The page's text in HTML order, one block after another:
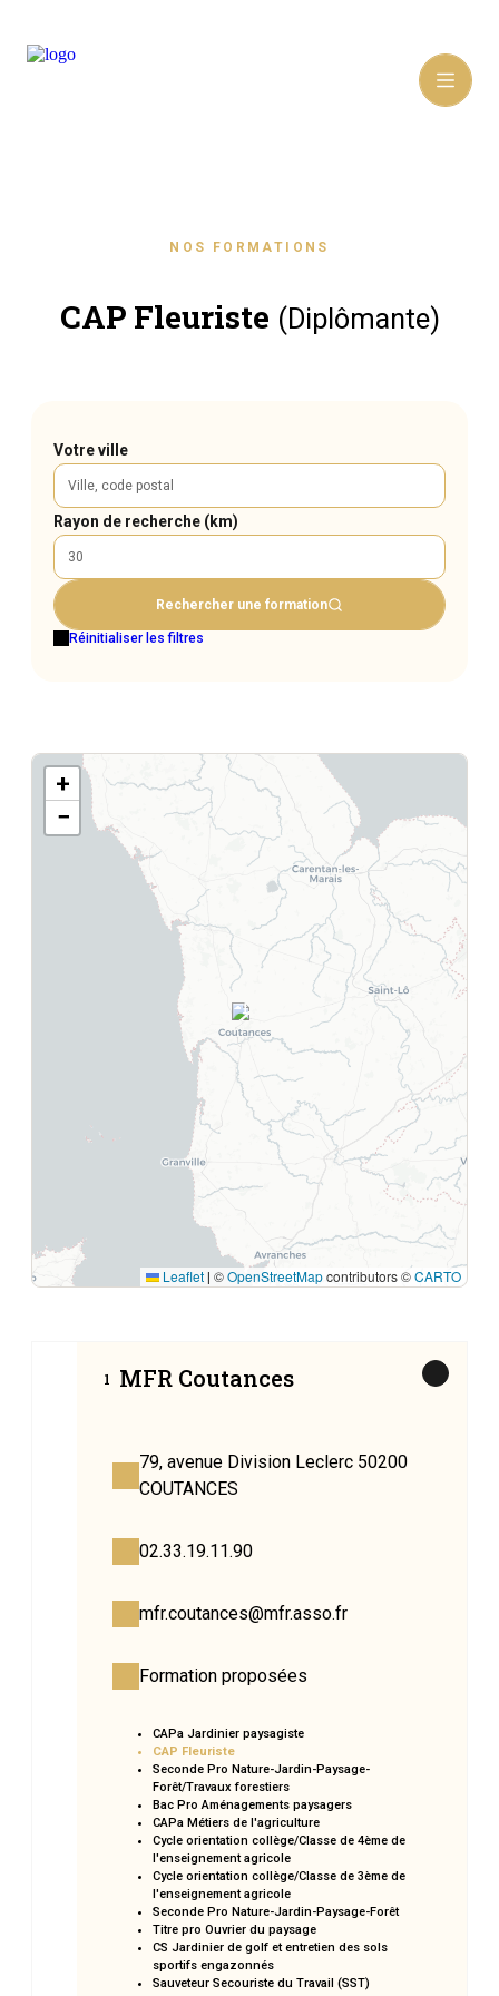
NOS FORMATIONS
CAP Fleuriste (Diplômante)
Votre ville
Rayon de recherche (km)
Rechercher une formation
Réinitialiser les filtres
1
+
−
Leaflet ©OpenStreetMapcontributors ©CARTO
1 MFR Coutances
79, avenue Division Leclerc 50200
COUTANCES
02.33.19.11.90
mfr.coutances@mfr.asso.fr
Formation proposées
CAPa Jardinier paysagiste
CAP Fleuriste
Seconde Pro Nature-Jardin-Paysage-
Forêt/Travaux forestiers
Bac Pro Aménagements paysagers
CAPa Métiers de l'agriculture
Cycle orientation collège/Classe de 4ème de
l'enseignement agricole
Cycle orientation collège/Classe de 3ème de
l'enseignement agricole
Seconde Pro Nature-Jardin-Paysage-Forêt
Titre pro Ouvrier du paysage
CS Jardinier de golf et entretien des sols
sportifs engazonnés
Sauveteur Secouriste du Travail (SST)